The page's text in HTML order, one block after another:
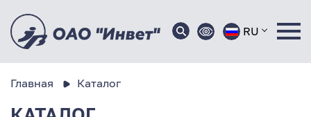
RU
Главная Каталог